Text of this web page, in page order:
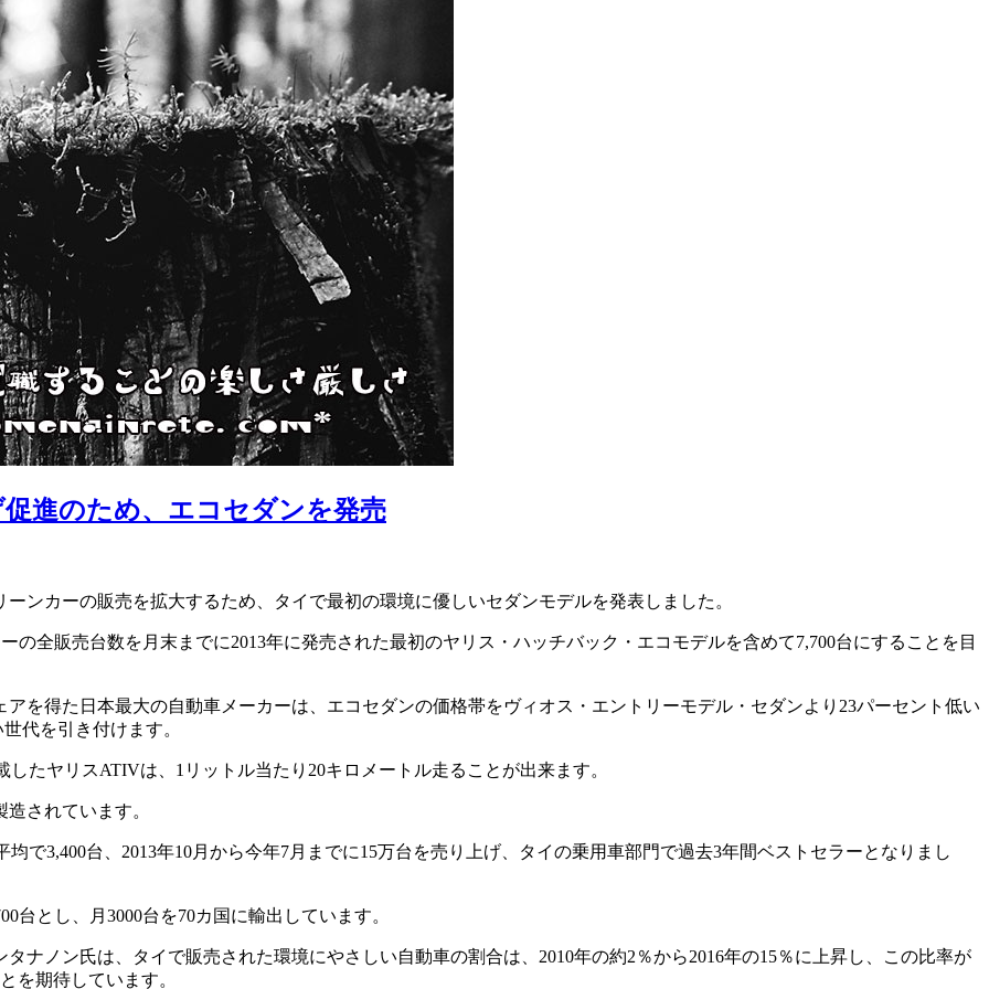
進のため、エコセダンを発売
ンカーの販売を拡大するため、タイで最初の環境に優しいセダンモデルを発表しました。
全販売台数を月末までに2013年に発売された最初のヤリス・ハッチバック・エコモデルを含めて7,700台にすることを目
を得た日本最大の自動車メーカーは、エコセダンの価格帯をヴィオス・エントリーモデル・セダンより23パーセント低い
代を引き付けます。
たヤリスATIVは、1リットル当たり20キロメートル走ることが出来ます。
されています。
で3,400台、2013年10月から今年7月までに15万台を売り上げ、タイの乗用車部門で過去3年間ベストセラーとなりまし
とし、月3000台を70カ国に輸出しています。
ナノン氏は、タイで販売された環境にやさしい自動車の割合は、2010年の約2％から2016年の15％に上昇し、この比率が
を期待しています。